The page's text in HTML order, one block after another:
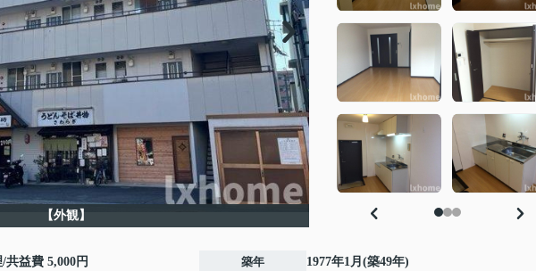
【外観】
共益費 5,000円 築年 1977年1月(築49年)